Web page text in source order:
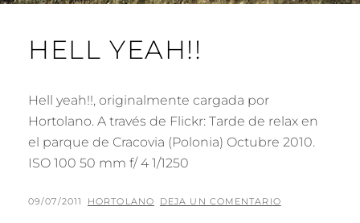
HELL YEAH!!
Hell yeah!!, originalmente cargada por
Hortolano. A través de Flickr: Tarde de relax en
el parque de Cracovia (Polonia) Octubre 2010.
ISO 100 50 mm f/ 4 1/1250
PUBLICADO
09/07/2011 POR
HORTOLANO DEJA UN COMENTARIO